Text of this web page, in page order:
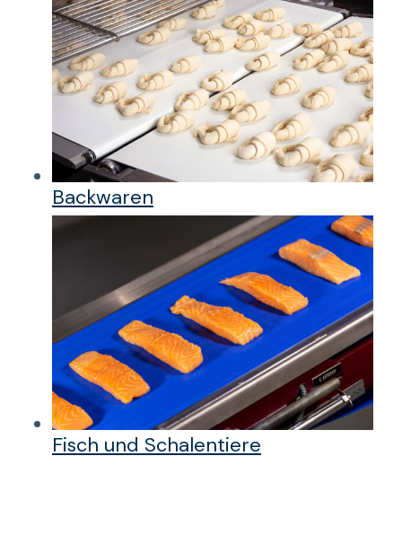
Backwaren
Fisch und Schalentiere